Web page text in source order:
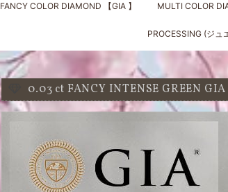
FANCY COLOR DIAMOND 【GIA 】 MULTI COLOR
PROCESSING (ジュ
0.03 ct FANCY INTENSE GREEN